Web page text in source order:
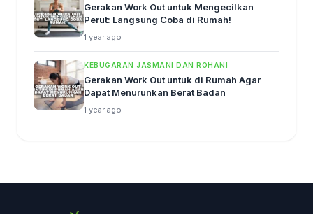
Gerakan Work Out untuk Mengecilkan
Perut: Langsung Coba di Rumah!
1 year ago
KEBUGARAN JASMANI DAN ROHANI
Gerakan Work Out untuk di Rumah Agar
Dapat Menurunkan Berat Badan
1 year ago